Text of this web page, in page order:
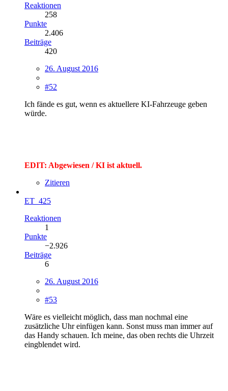
Reaktionen
258
Punkte
2.406
Beiträge
420
26. August 2016
#52
Ich fände es gut, wenn es aktuellere KI-Fahrzeuge geben
würde.
EDIT: Abgewiesen / KI ist aktuell.
Zitieren
ET_425
Reaktionen
1
Punkte
−2.926
Beiträge
6
26. August 2016
#53
Wäre es vielleicht möglich, dass man nochmal eine
zusätzliche Uhr einfügen kann. Sonst muss man immer auf
das Handy schauen. Ich meine, das oben rechts die Uhrzeit
eingblendet wird.